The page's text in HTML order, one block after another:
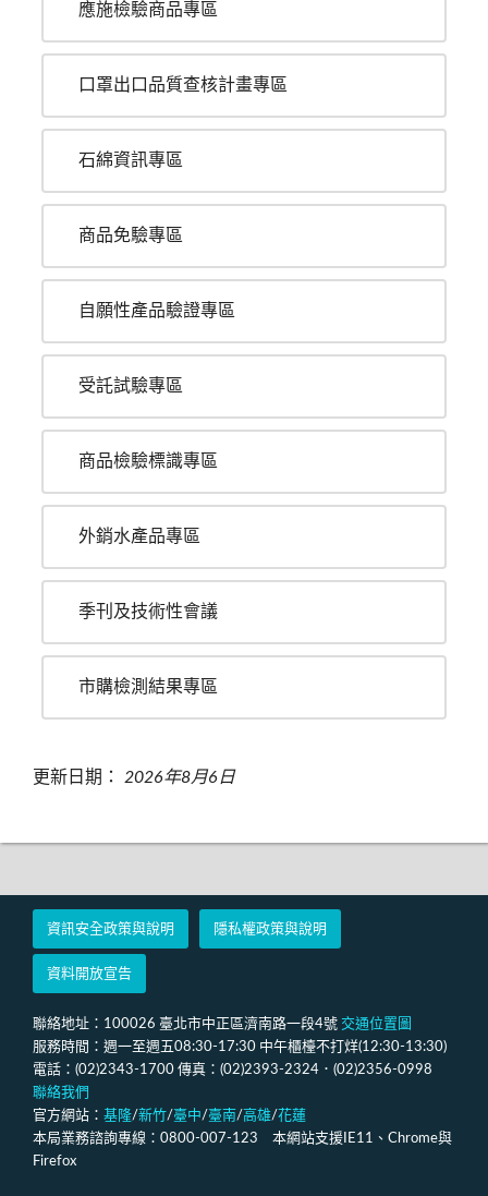
應施檢驗商品專區
口罩出口品質查核計畫專區
石綿資訊專區
商品免驗專區
自願性產品驗證專區
受託試驗專區
商品檢驗標識專區
外銷水產品專區
季刊及技術性會議
市購檢測結果專區
更新日期： 2026年8月6日
資訊安全政策與說明 隱私權政策與說明
資料開放宣告
聯絡地址：100026 臺北市中正區濟南路一段4號 交通位置圖
服務時間：週一至週五08:30-17:30 中午櫃檯不打烊(12:30-13:30)
電話：(02)2343-1700 傳真：(02)2393-2324．(02)2356-0998
聯絡我們
官方網站： 基隆/新竹/臺中/臺南/高雄/花蓮
本局業務諮詢專線：0800-007-123 本網站支援IE11、Chrome與
Firefox